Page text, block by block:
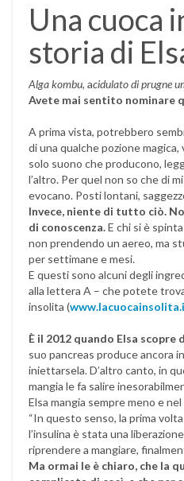
Una cuoca
storia di
Alga kombu, acidulato di prugne
Avete mai sentito nominare
A prima vista, potrebbero
di una qualche pozione
solo suono che producono,
l’altro. Per quel non so che di
evocano. Posti lontani,
Invece, niente di tutto ciò.
di conoscenza.E chi si è
non prendendo un aereo, ma
per settimane e mesi.
E questi sono alcuni degli
alla lettera A – che potete
insolita (
È il 2012 quando Elsa scopre
suo pancreas produce ancora
iniettarsela. D’altro canto, in
mangia le fa salire
Elsa mangia sempre meno e
“In questo senso, la prima
l’insulina è stata una
riprendere a mangiare,
Ma ormai le è chiaro, che la